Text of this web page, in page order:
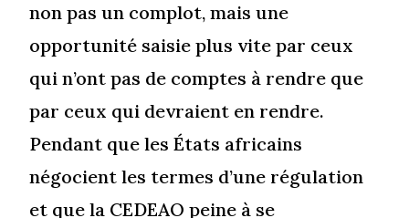
non pas un complot, mais une
opportunité saisie plus vite par ceux
qui n’ont pas de comptes à rendre que
par ceux qui devraient en rendre.
Pendant que les États africains
négocient les termes d’une régulation
et que la CEDEAO peine à se